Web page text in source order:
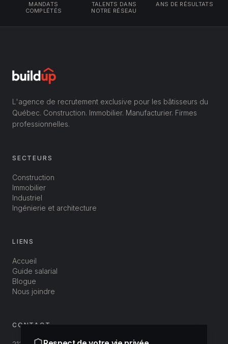
MANDATS
COMPLÉTÉS
TALENTS DANS
NOTRE RÉSEAU
ANS DE RÉSULTATS
L'agence de recrutement exclusive pour les bâtisseurs du
Québec. Construction. Immobilier. Manufacturier. Firmes
professionnelles.
SECTEURS
Construction
Immobilier
Industriel
Ingénierie et architecture
LIENS
Accueil
Guide salarial
Blogue
Nous joindre
CONTACT